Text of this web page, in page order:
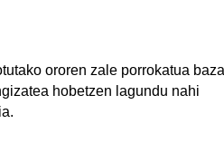
ororen zale porrokatua
hobetzen lagundu nahi